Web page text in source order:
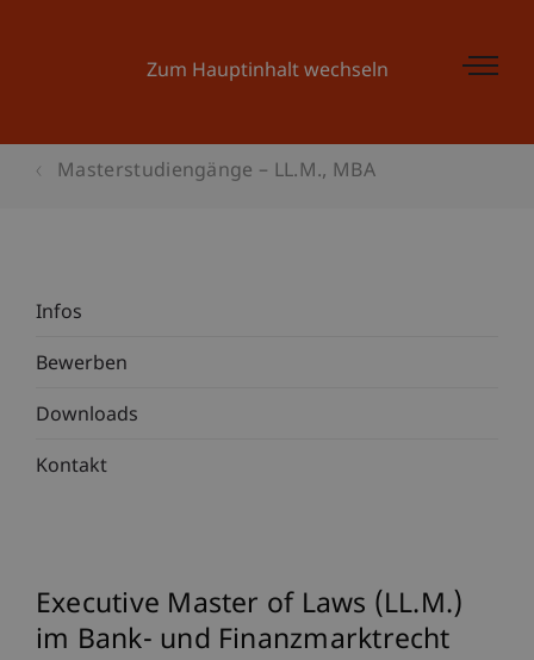
Zum Hauptinhalt wechseln
Masterstudiengänge – LL.M., MBA
Infos
Bewerben
Downloads
Kontakt
Executive Master of Laws (LL.M.)
im Bank- und Finanzmarktrecht